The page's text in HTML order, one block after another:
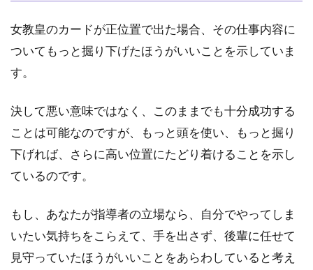
女教皇のカードが正位置で出た場合、その仕事内容に
ついてもっと掘り下げたほうがいいことを示していま
す。
決して悪い意味ではなく、このままでも十分成功する
ことは可能なのですが、もっと頭を使い、もっと掘り
下げれば、さらに高い位置にたどり着けることを示し
ているのです。
もし、あなたが指導者の立場なら、自分でやってしま
いたい気持ちをこらえて、手を出さず、後輩に任せて
見守っていたほうがいいことをあらわしていると考え